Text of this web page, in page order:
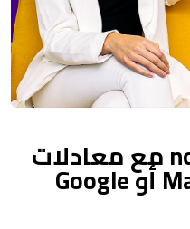
كيف تندمج nomoow مع معادلات
خارجيه مثلMailchimp أو Google